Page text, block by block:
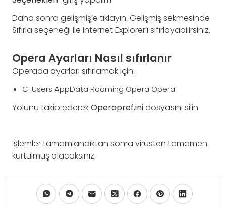
Daha sonra gelişmiş’e tıklayın. Gelişmiş sekmesinde
Sıfırla seçeneği ile Internet Explorer’ı sıfırlayabilirsiniz.
Opera Ayarları Nasıl sıfırlanır
Operada ayarları sıfırlamak için:
C: Users AppData Roaming Opera Opera
Yolunu takip ederekOperapref.inidosyasını silin
İşlemler tamamlandıktan sonra virüsten tamamen
kurtulmuş olacaksınız.